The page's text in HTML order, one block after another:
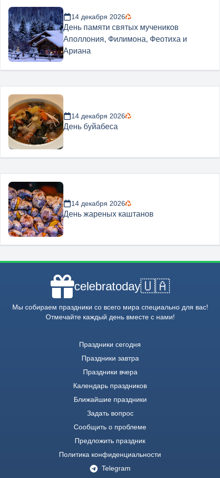
14 декабря 2026
День памяти святых мучеников
Аполлония, Филимона, Феотиха и
Ариана
14 декабря 2026
День буйабеса
14 декабря 2026
День жареных каштанов
celebratoday🇺🇦
Мы собираем праздники со всего мира специально для вас!
Отмечайте каждый день вместе с нами!
Праздники сегодня
Праздники завтра
Праздники вчера
Календарь праздников
Ближайшие праздники
Задать вопрос
Сообщить о проблеме
Предложить праздник
Политика конфиденциальности
Telegram